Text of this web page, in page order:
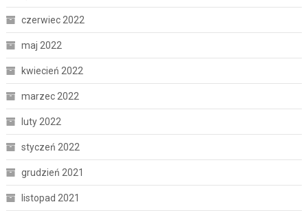
czerwiec 2022
maj 2022
kwiecień 2022
marzec 2022
luty 2022
styczeń 2022
grudzień 2021
listopad 2021